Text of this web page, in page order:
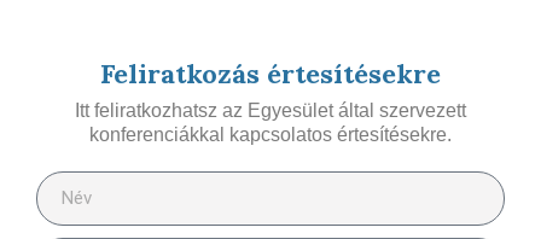
Feliratkozás értesítésekre
Itt feliratkozhatsz az Egyesület által szervezett
konferenciákkal kapcsolatos értesítésekre.